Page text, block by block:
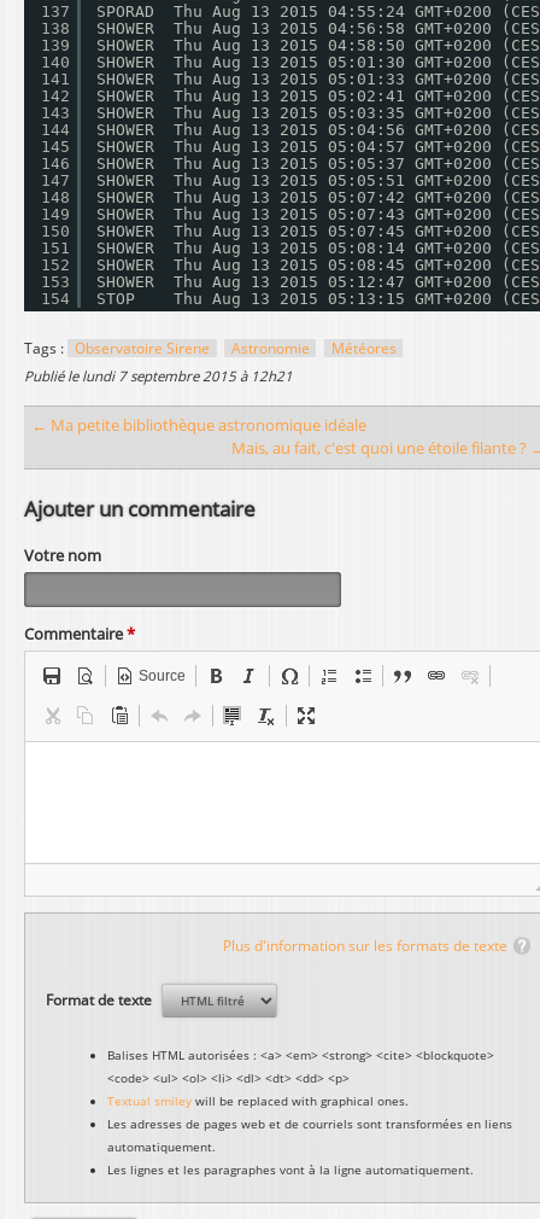
137
138
139
140
141
142
143
144
145
146
147
148
149
150
151
152
153
154
SPORAD  Thu Aug 13 2015 04:55:24 GMT+0200
SHOWER  Thu Aug 13 2015 04:56:58 GMT+0200
SHOWER  Thu Aug 13 2015 04:58:50 GMT+0200
SHOWER  Thu Aug 13 2015 05:01:30 GMT+0200
SHOWER  Thu Aug 13 2015 05:01:33 GMT+0200
SHOWER  Thu Aug 13 2015 05:02:41 GMT+0200
SHOWER  Thu Aug 13 2015 05:03:35 GMT+0200
SHOWER  Thu Aug 13 2015 05:04:56 GMT+0200
SHOWER  Thu Aug 13 2015 05:04:57 GMT+0200
SHOWER  Thu Aug 13 2015 05:05:37 GMT+0200
SHOWER  Thu Aug 13 2015 05:05:51 GMT+0200
SHOWER  Thu Aug 13 2015 05:07:42 GMT+0200
SHOWER  Thu Aug 13 2015 05:07:43 GMT+0200
SHOWER  Thu Aug 13 2015 05:07:45 GMT+0200
SHOWER  Thu Aug 13 2015 05:08:14 GMT+0200
SHOWER  Thu Aug 13 2015 05:08:45 GMT+0200
SHOWER  Thu Aug 13 2015 05:12:47 GMT+0200
STOP    Thu Aug 13 2015 05:13:15 GMT+0200
Tags : Observatoire Sirene Astronomie
Météores
publié le lundi 7 septembre 2015 à 12h21
← Ma petite bibliothèque astronomique idéale
Mais, au fait, c'est quoi une étoile filante ?
Ajouter un commentaire
Votre nom
Commentaire*
Source
Plus d'information sur les formats de texte
Format de texte
Balises HTML autorisées : <a> <em> <strong> <cite> <blockquote>
<code> <ul> <ol> <li> <dl> <dt> <dd> <p>
Textual smiley will be replaced with graphical ones.
Les adresses de pages web et de courriels sont transformées en liens
automatiquement.
Les lignes et les paragraphes vont à la ligne automatiquement.